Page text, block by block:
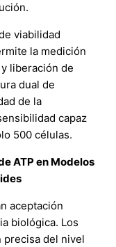
viabilidad
la medición
liberación de
dual de
de la
capaz
500 células.
ATP en Modelos
aceptación
biológica. Los
precisa del nivel